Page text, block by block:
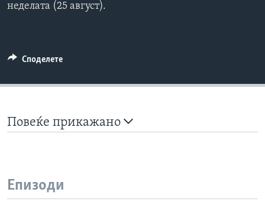
неделата (25 август).
Споделете
Повеќе прикажано
Епизоди